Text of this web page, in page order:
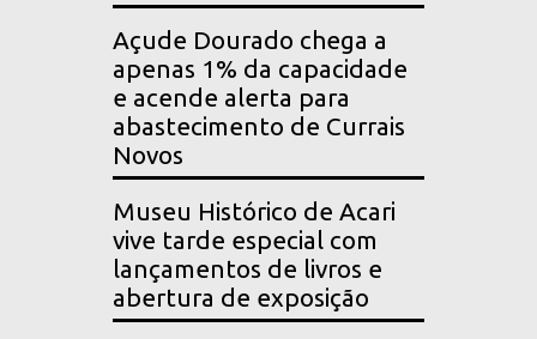
Açude Dourado chega a
apenas 1% da capacidade
e acende alerta para
abastecimento de Currais
Novos
Museu Histórico de Acari
vive tarde especial com
lançamentos de livros e
abertura de exposição